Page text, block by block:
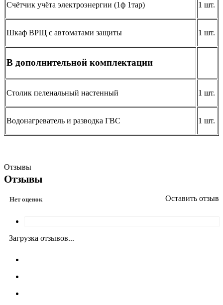
Счётчик учёта электроэнергии (1ф 1тар) 1 шт.
Шкаф ВРЩ с автоматами защиты 1 шт.
В дополнительной комплектации
Столик пеленальный настенный 1 шт.
Водонагреватель и разводка ГВС 1 шт.
Отзывы
Отзывы
Нет оценок Оставить отзыв
Загрузка отзывов...